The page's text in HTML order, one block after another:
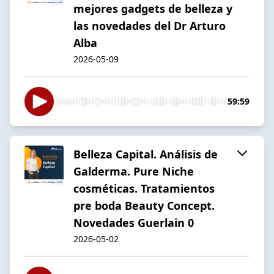
mejores gadgets de belleza y
las novedades del Dr Arturo
Alba
2026-05-09
59:59
Belleza Capital. Análisis de
Galderma. Pure Niche
cosméticas. Tratamientos
pre boda Beauty Concept.
Novedades Guerlain 0
2026-05-02